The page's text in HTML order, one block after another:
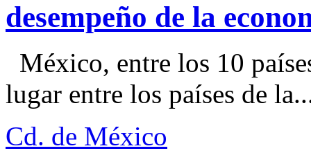
desempeño de la
México, entre los 10
lugar entre los países de
Cd. de México